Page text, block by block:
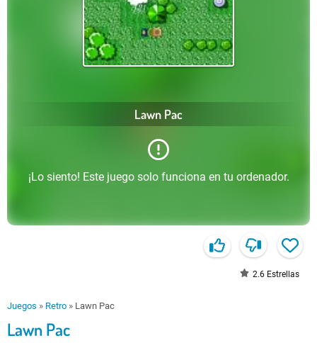
Lawn Pac
¡Lo siento! Este juego solo funciona en tu ordenador.
2.6 Estrellas
Juegos » Retro » Lawn Pac
Lawn Pac